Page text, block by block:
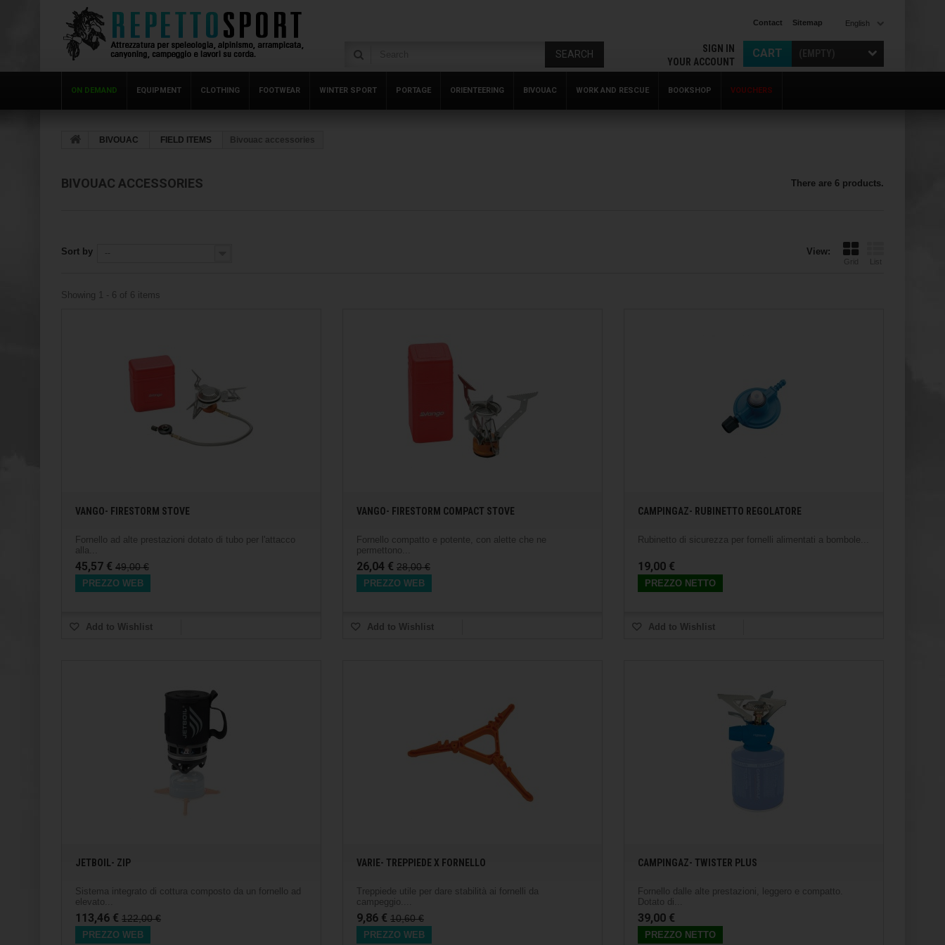
English
Contact Sitemap
CART
SIGN IN
YOUR ACCOUNT
SEARCH
ON DEMAND EQUIPMENT CLOTHING FOOTWEAR WINTER SPORT PORTAGE ORIENTEERING BIVOUAC WORK AND RESCUE BOOKSHOP VOUCHERS
BIVOUAC FIELD ITEMS Bivouac accessories
BIVOUAC ACCESSORIES There are 6 products.
View:
Grid List
Sort by --
Showing 1 - 6 of 6 items
VANGO- FIRESTORM STOVE
Fornello ad alte prestazioni dotato di tubo per l'attacco
alla...
45,57 € 49,00 €
PREZZO WEB
Add to Wishlist
VANGO- FIRESTORM COMPACT STOVE
Fornello compatto e potente, con alette che ne
permettono...
26,04 € 28,00 €
PREZZO WEB
Add to Wishlist
CAMPINGAZ- RUBINETTO REGOLATORE
Rubinetto di sicurezza per fornelli alimentati a bombole...
19,00 €
PREZZO NETTO
Add to Wishlist
JETBOIL- ZIP
Sistema integrato di cottura composto da un fornello ad
elevato...
113,46 € 122,00 €
PREZZO WEB
VARIE- TREPPIEDE X FORNELLO
Treppiede utile per dare stabilità ai fornelli da
campeggio....
9,86 € 10,60 €
PREZZO WEB
CAMPINGAZ- TWISTER PLUS
Fornello dalle alte prestazioni, leggero e compatto.
Dotato di...
39,00 €
PREZZO NETTO